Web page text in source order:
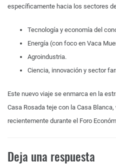
específicamente hacia los sectores
Tecnología y economía del
Energía (con foco en Vaca
Agroindustria.
Ciencia, innovación y sector
Este nuevo viaje se enmarca en la
Casa Rosada teje con la Casa
recientemente durante el Foro
Deja una respuesta